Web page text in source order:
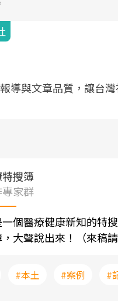
導與文章品質，讓台灣
搜簿
家群
個醫療健康新知的特
大聲說出來！（來稿
#本土 #案例 #